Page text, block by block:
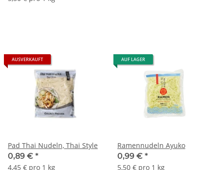
AUSVERKAUFT
Pad Thai Nudeln, Thai Style
0,89 € *
4,45 € pro 1 kg
AUF LAGER
Ramennudeln Ayuko
0,99 € *
5,50 € pro 1 kg